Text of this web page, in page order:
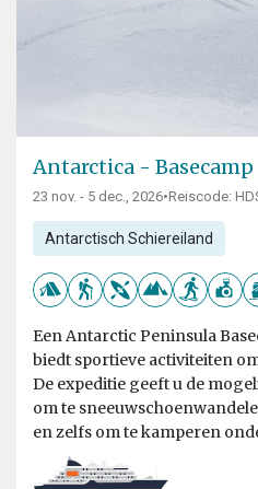
Antarctica - Basecamp
23 nov. - 5 dec., 2026•Reiscode:
Antarctisch Schiereiland
Een Antarctic Peninsula
biedt sportieve activiteiten
De expeditie geeft u de
om te
en zelfs om te kamperen